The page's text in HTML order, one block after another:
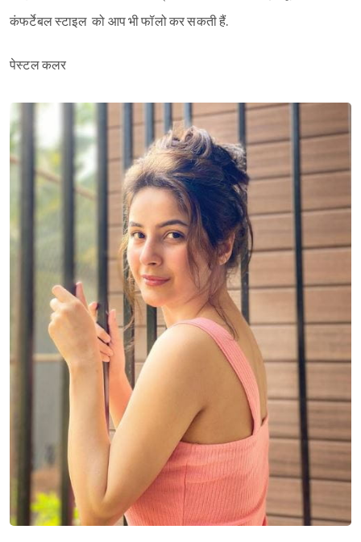
Sign in
कंफर्टेबल स्टाइल को आप भी फॉलो कर सकती हैं.
पेस्टल कलर